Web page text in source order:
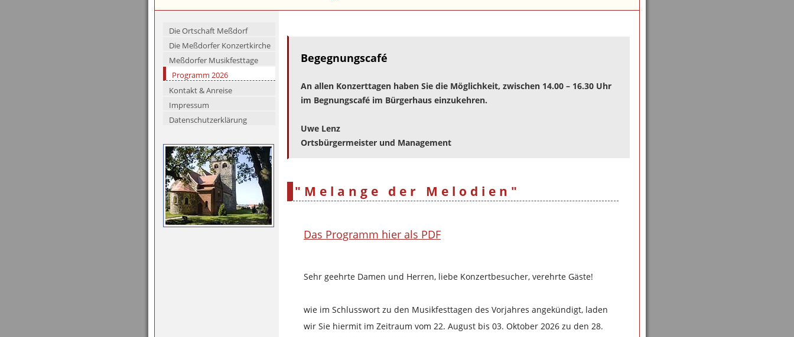
Die Ortschaft Meßdorf
Die Meßdorfer Konzertkirche
Meßdorfer Musikfesttage
Programm 2026
Kontakt & Anreise
Impressum
Datenschutzerklärung
Begegnungscafé
An allen Konzerttagen haben Sie die Möglichkeit, zwischen 14.00 – 16.30 Uhr
im Begnungscafé im Bürgerhaus einzukehren.
Uwe Lenz
Ortsbürgermeister und Management
"Melange der Melodien"
Das Programm hier als PDF
Sehr geehrte Damen und Herren, liebe Konzertbesucher, verehrte Gäste!
wie im Schlusswort zu den Musikfesttagen des Vorjahres angekündigt, laden
wir Sie hiermit im Zeitraum vom 22. August bis 03. Oktober 2026 zu den 28.